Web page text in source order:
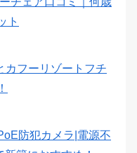
ト
カフーリゾートフチ
防犯カメラ|電源不